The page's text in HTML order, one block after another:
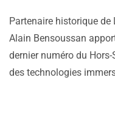
Partenaire historique de
Alain Bensoussan
dernier numéro du
des technologies